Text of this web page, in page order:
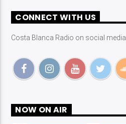
CONNECT WITH US
Costa Blanca Radio on social media
NOW ON AIR